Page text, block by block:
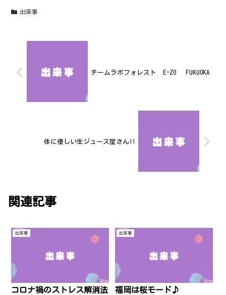
出来事
チームラボフォレスト E-ZO FUKUOKA
体に優しい生ジュース屋さん!!
関連記事
出来事
コロナ禍のストレス解消法
出来事
福岡は桜モード♪